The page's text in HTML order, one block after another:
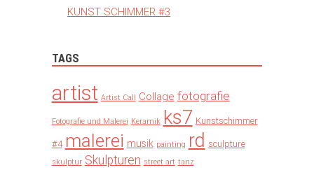
KUNST SCHIMMER #3
TAGS
artist Artist Call Collage fotografie
Fotografie und Malerei Keramik ks7 Kunstschimmer
#4 malerei musik painting rd sculpture
skulptur Skulpturen street art tanz